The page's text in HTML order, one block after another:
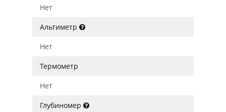
Нет
Альтиметр
Нет
Термометр
Нет
Глубиномер